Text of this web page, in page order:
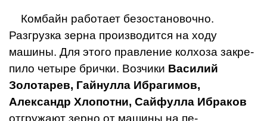
Комбайн работает безоста­новочно.
Разгрузка зерна производится на ходу
машины. Для этого правление колхоза закре­
пило четыре брички. Возчики Василий
Золотарев, Гайнулла Ибрагимов,
Александр Хлопо­тни, Сайфулла Ибраков
отгру­жают зерно от машины на пе­